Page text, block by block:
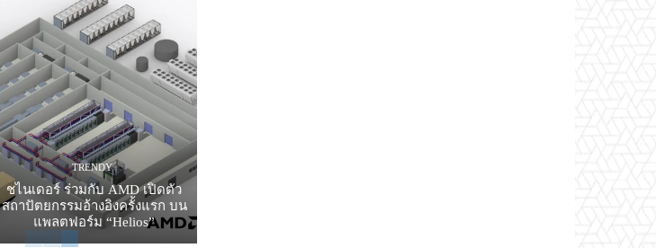
TRENDY
ชไนเดอร์ ร่วมกับ AMD เปิดตัว
สถาปัตยกรรมอ้างอิงครั้งแรก บน
แพลตฟอร์ม “Helios”